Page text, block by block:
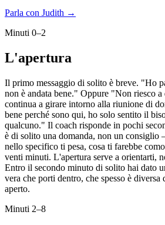
Parla con Judith →
Minuti 0–2
L'apertura
Il primo messaggio di solito è breve. "Ho
non è andata bene." Oppure "Non riesco a
continua a girare intorno alla riunione di
bene perché sono qui, ho solo sentito il
qualcuno." Il coach risponde in pochi
è di solito una domanda, non un consiglio
nello specifico ti pesa, cosa ti farebbe
venti minuti. L'apertura serve a orientarti,
Entro il secondo minuto di solito hai dato
vera che porti dentro, che spesso è diversa
aperto.
Minuti 2–8